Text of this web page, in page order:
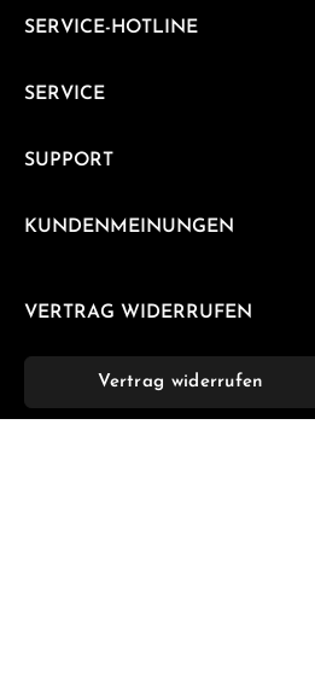
SERVICE-HOTLINE
SERVICE
SUPPORT
KUNDENMEINUNGEN
VERTRAG WIDERRUFEN
Vertrag widerrufen